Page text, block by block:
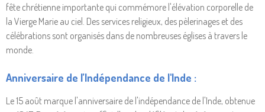
fête chrétienne importante qui commémore l'élévation corporelle de
la Vierge Marie au ciel. Des services religieux, des pèlerinages et des
célébrations sont organisés dans de nombreuses églises à travers le
monde.
Anniversaire de l’Indépendance de l'Inde :
Le 15 août marque l'anniversaire de l'indépendance de l'Inde, obtenue